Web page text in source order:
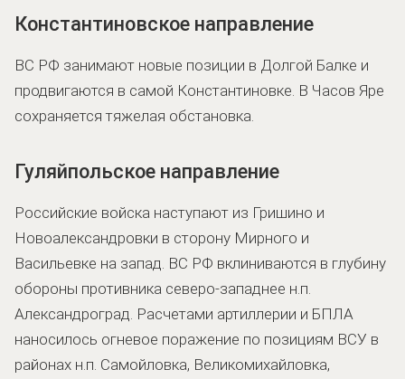
Константиновское направление
ВС РФ занимают новые позиции в Долгой Балке и
продвигаются в самой Константиновке. В Часов Яре
сохраняется тяжелая обстановка.
Гуляйпольское направление
Российские войска наступают из Гришино и
Новоалександровки в сторону Мирного и
Васильевке на запад. ВС РФ вклиниваются в глубину
обороны противника северо-западнее н.п.
Александроград. Расчетами артиллерии и БПЛА
наносилось огневое поражение по позициям ВСУ в
районах н.п. Самойловка, Великомихайловка,